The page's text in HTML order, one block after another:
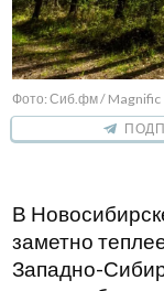
Фото: Сиб.фм / Magnific
В
заметно
Западно-